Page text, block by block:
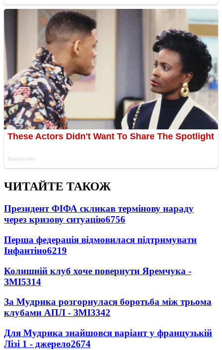
ЧИТАЙТЕ ТАКОЖ
Президент ФІФА скликав термінову нараду
через кризову ситуацію6756
Перша федерація відмовилася підтримувати
Інфантіно6219
Колишній клуб хоче повернути Яремчука -
ЗМІ5314
За Мудрика розгорнулася боротьба між трьома
клубами АПЛ - ЗМІ3342
Для Мудрика знайшовся варіант у французькій
Лізі 1 - джерело2674